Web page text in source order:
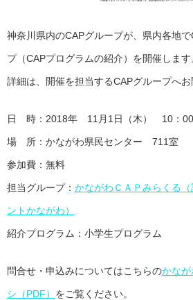
神奈川県内のCAPグループが、県内各地
プ（CAPプログラムの紹介）を開催します
詳細は、開催を担当するCAPグループへお
日 時：2018年 11月1日（木） 10：00
場 所：かながわ県民センター 711室
参加費：無料
担当グループ： かながわＣＡＰみらくる
ントかながわ）
紹介プログラム：小学生プログラム
問合せ・申込みについてはこちらのかなが
シ（PDF） をご覧ください。